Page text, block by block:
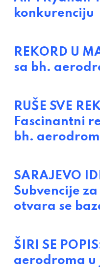
konkurenciju
REKORD U
sa bh.
RUŠE SVE
Fascinantni
bh.
SARAJEVO
Subvencije
otvara se
ŠIRI SE
aerodroma u